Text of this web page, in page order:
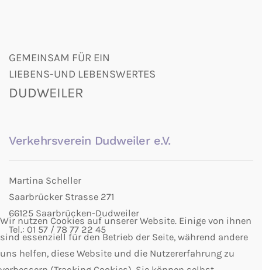
GEMEINSAM FÜR EIN
LIEBENS-UND LEBENSWERTES
DUDWEILER
Verkehrsverein Dudweiler e.V.
Martina Scheller
Saarbrücker Strasse 271
66125 Saarbrücken-Dudweiler
Tel.: 01 57 / 78 77 22 45
Wir nutzen Cookies auf unserer Website. Einige von ihnen
sind essenziell für den Betrieb der Seite, während andere
uns helfen, diese Website und die Nutzererfahrung zu